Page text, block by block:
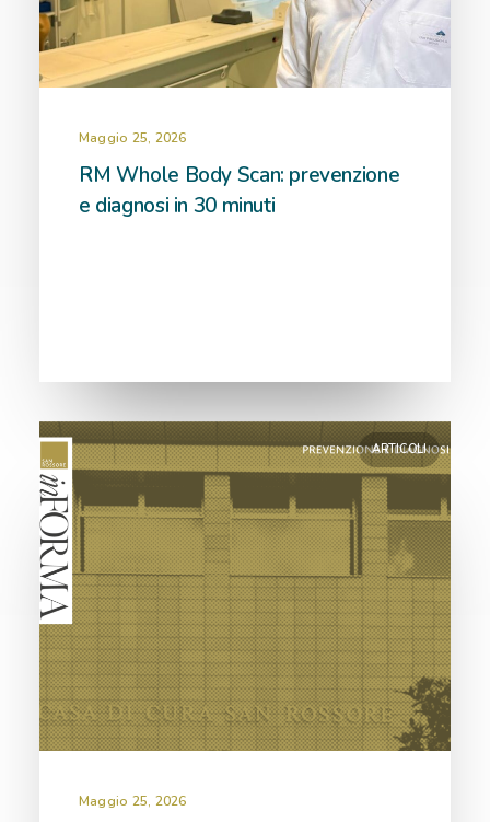
Maggio 25, 2026
RM Whole Body Scan: prevenzione
e diagnosi in 30 minuti
ARTICOLI
Maggio 25, 2026